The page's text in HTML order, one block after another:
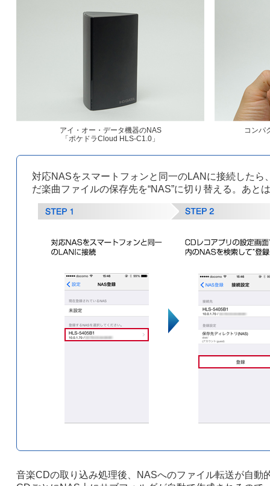
アイ・オー・データ機器のNAS
「ポケドラCloud HLS-C1.0」
コンパ
対応NASをスマートフォンと同一のLANに接続した
だ楽曲ファイルの保存先を“NAS”に切り替える。あ
音楽CDの取り込み処理後、NASへのファイル転送が自